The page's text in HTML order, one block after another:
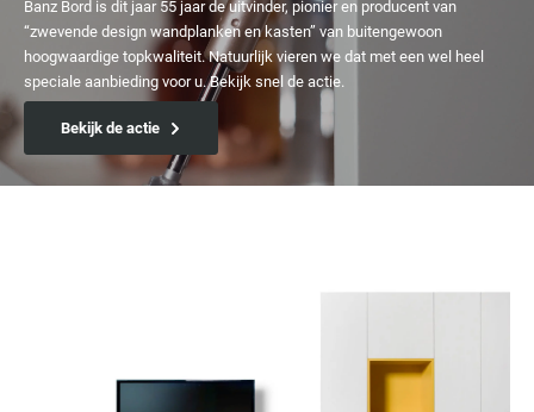
Banz Bord is dit jaar 55 jaar de uitvinder, pionier en producent van
“zwevende design wandplanken en kasten” van buitengewoon
hoogwaardige topkwaliteit. Natuurlijk vieren we dat met een wel heel
speciale aanbieding voor u. Bekijk snel de actie.
Bekijk de actie